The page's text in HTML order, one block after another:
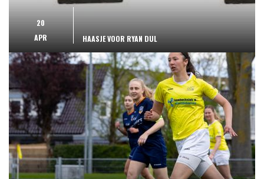
20
APR
HAASJE VOOR RYAN DUL